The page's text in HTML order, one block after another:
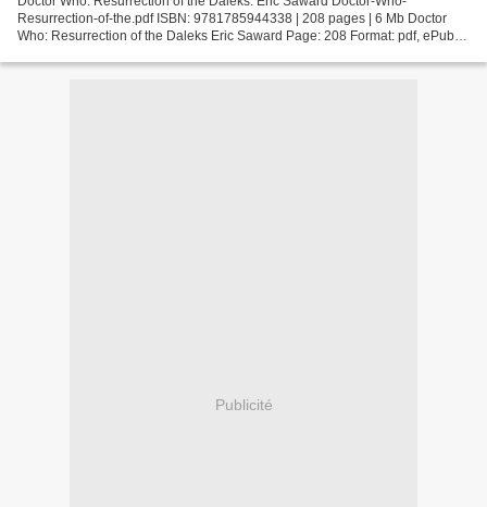
Resurrection-of-the.pdf ISBN: 9781785944338 | 208 pages | 6 Mb Doctor
Who: Resurrection of the Daleks Eric Saward Page: 208 Format: pdf, ePub,
Publicité